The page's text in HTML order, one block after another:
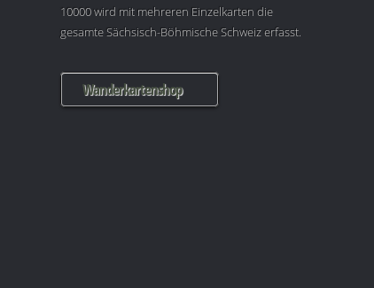
10000 wird mit mehreren Einzelkarten die
gesamte Sächsisch-Böhmische Schweiz erfasst.
Wanderkartenshop